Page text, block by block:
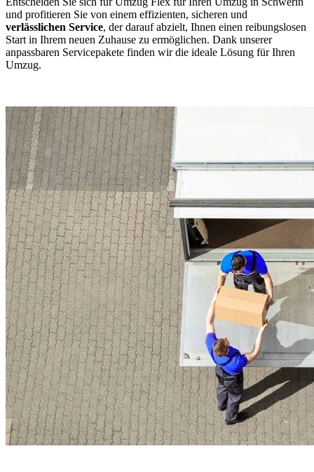
und profitieren Sie von einem effizienten, sicheren und
verlässlichen Service, der darauf abzielt, Ihnen einen reibungslosen
Start in Ihrem neuen Zuhause zu ermöglichen. Dank unserer
anpassbaren Servicepakete finden wir die ideale Lösung für Ihren
Umzug.